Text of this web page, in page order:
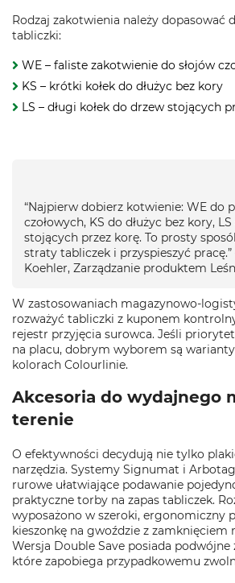
Rodzaj zakotwienia należy dopasować
tabliczki:
WE – faliste zakotwienie do słojów
KS – krótki kołek do dłużyc bez kory
LS – długi kołek do drzew stojących
“Najpierw dobierz kotwienie: WE do
czołowych, KS do dłużyc bez kory,
stojących przez korę. To prosty
straty tabliczek i przyspieszyć
Koehler, Zarządzanie produktem
W zastosowaniach
rozważyć tabliczki z kuponem
rejestr przyjęcia surowca. Jeśli
na placu, dobrym wyborem są
kolorach Colourlinie.
Akcesoria do wydajnego
terenie
O efektywności decydują nie tylko
narzędzia. Systemy Signumat i
rurowe ułatwiające podawanie
praktyczne torby na zapas tabliczek.
wyposażono w szeroki, ergonomiczny
kieszonkę na gwoździe z zamknięciem
Wersja Double Save posiada podwójne
które zapobiega przypadkowemu